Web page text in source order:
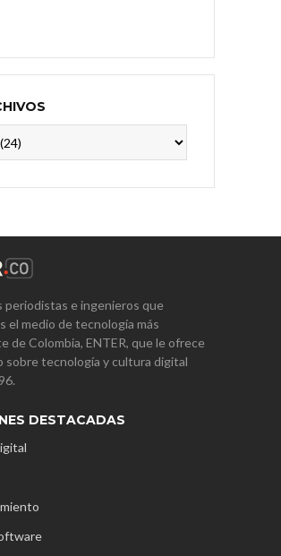
periodistas e ingenieros que
el medio de tecnología más
de Colombia, ENTER, que le ofrece
sobre tecnología y cultura digital
DESTACADAS